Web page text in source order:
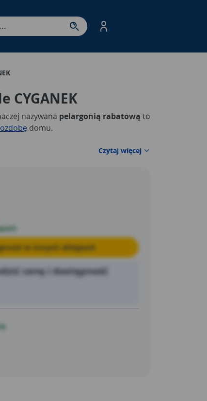
- przejdź do strony produktów. Spacja – otwórz/
CYGANEK
nazywana pelargonią rabatową to
domu.
Czytaj więcej
w innych sklepach
cenę i dostępność